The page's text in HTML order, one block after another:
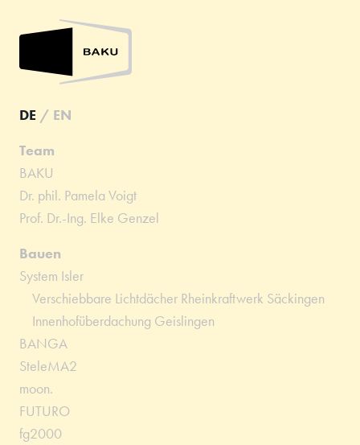
DE / EN
Team
BAKU
Dr. phil. Pamela Voigt
Prof. Dr.-Ing. Elke Genzel
Bauen
System Isler
Verschiebbare Lichtdächer Rheinkraftwerk Säckingen
Innenhofüberdachung Geislingen
BANGA
SteleMA2
moon.
FUTURO
fg2000